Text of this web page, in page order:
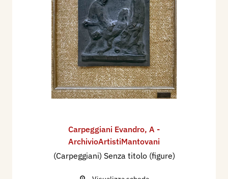
Carpeggiani Evandro, A -
ArchivioArtistiMantovani
(Carpeggiani) Senza titolo (figure)